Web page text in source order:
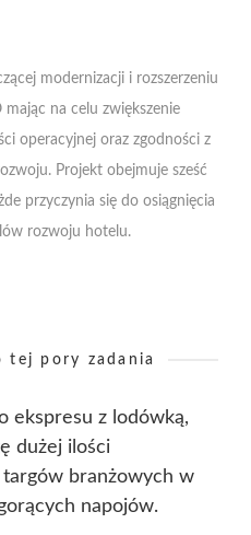
modernizacji i rozszerzeniu
mając na celu zwiększenie
operacyjnej oraz zgodności z
Projekt obejmuje sześć
przyczynia się do osiągnięcia
rozwoju hotelu.
tej pory zadania
ekspresu z lodówką,
dużej ilości
branżowych w
napojów.